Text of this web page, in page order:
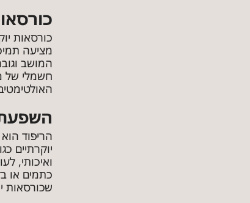
כורסאות
מציעה
המושב
חשמלי של
השפעת
הריפוד
ואיכותי,
כתמים או
שכורסאות